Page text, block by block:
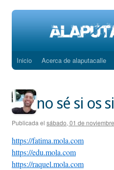
Saltar
contenido
Inicio Acerca de alaputacalle
no sé si os
Publicada el sábado, 01 de
https://fatima.mola.com
https://edu.mola.com
https://raquel.mola.com